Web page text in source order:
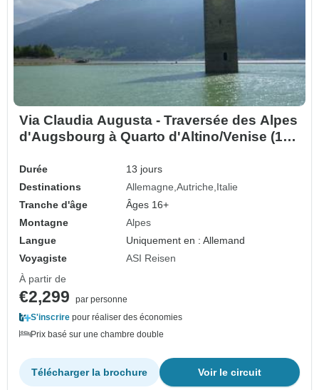
Via Claudia Augusta - Traversée des Alpes
d'Augsbourg à Quarto d'Altino/Venise (13
Durée
13 jours
Destinations
Allemagne Autriche Italie
Tranche d'âge
Âges 16+
Montagne
Alpes
Langue
Uniquement en : Allemand
Voyagiste
ASI Reisen
À partir de
€2,299
par personne
S'inscrire pour réaliser des économies
Prix basé sur une chambre double
Voir le circuit
Télécharger la brochure